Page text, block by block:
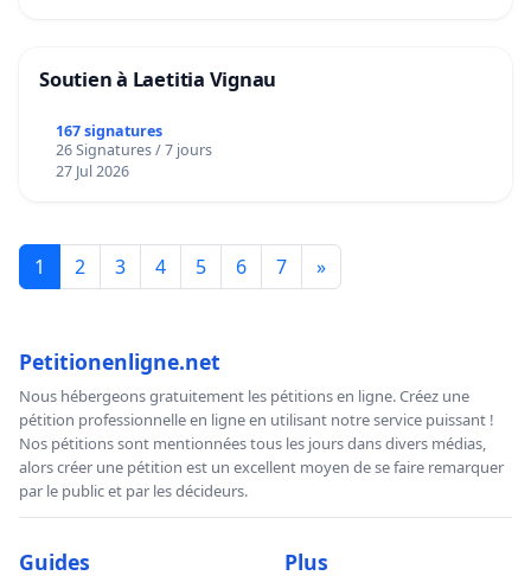
Soutien à Laetitia Vignau
167 signatures
26 Signatures / 7 jours
27 Jul 2026
1 2 3 4 5 6 7 »
Petitionenligne.net
Nous hébergeons gratuitement les pétitions en ligne. Créez une
pétition professionnelle en ligne en utilisant notre service puissant !
Nos pétitions sont mentionnées tous les jours dans divers médias,
alors créer une pétition est un excellent moyen de se faire remarquer
par le public et par les décideurs.
Guides Plus